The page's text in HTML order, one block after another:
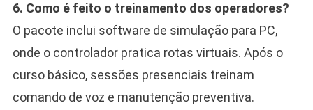
6. Como é feito o treinamento dos operadores?
O pacote inclui software de simulação para PC,
onde o controlador pratica rotas virtuais. Após o
curso básico, sessões presenciais treinam
comando de voz e manutenção preventiva.